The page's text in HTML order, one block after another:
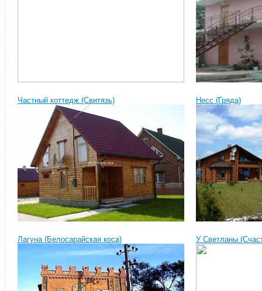
Частный коттедж (Свитязь) Несс (Гряда)
Лагуна (Белосарайская коса) У Светланы